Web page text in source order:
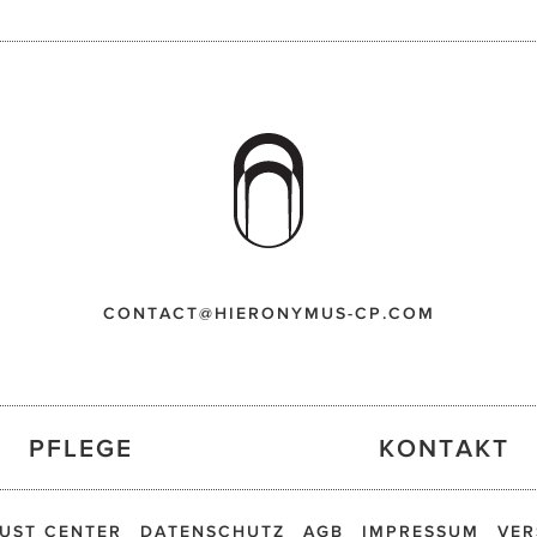
CONTACT@HIERONYMUS-CP.COM
PFLEGE KONTAKT
IMPRESSUM
AGB
DATENSCHUTZ
CENTER